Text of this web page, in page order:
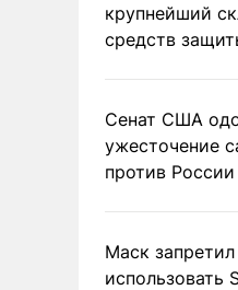
крупнейший
средств
Сенат США
ужесточение
против
Маск
использовать